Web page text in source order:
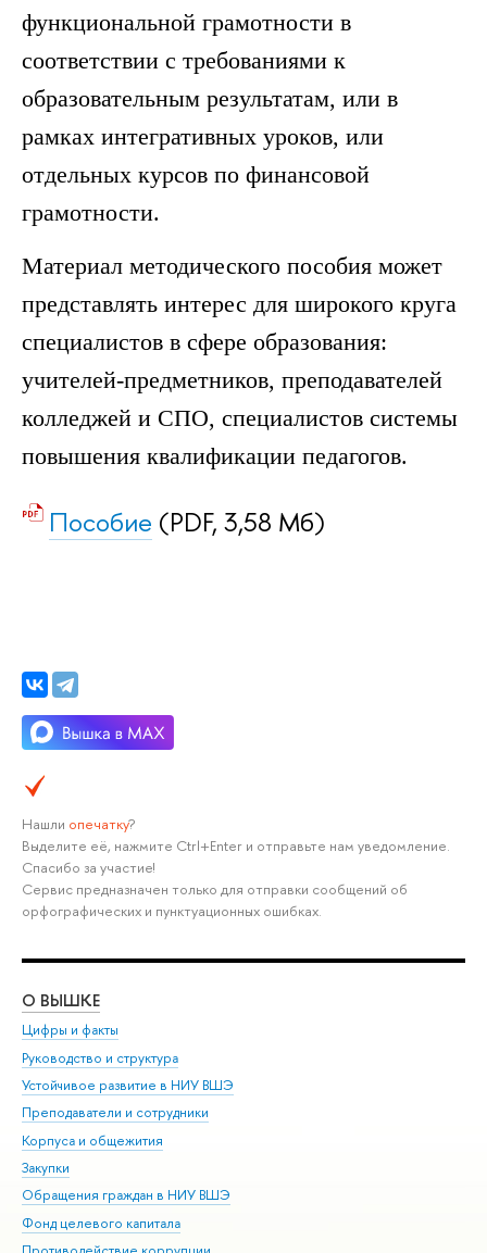
функциональной грамотности в
соответствии с требованиями к
образовательным результатам, или в
рамках интегративных уроков, или
отдельных курсов по финансовой
грамотности.
Материал методического пособия может
представлять интерес для широкого круга
специалистов в сфере образования:
учителей-предметников, преподавателей
колледжей и СПО, специалистов системы
повышения квалификации педагогов.
Пособие (PDF, 3,58 Мб)
Нашли опечатку?
Выделите её, нажмите Ctrl+Enter и отправьте нам уведомление.
Спасибо за участие!
Сервис предназначен только для отправки сообщений об
орфографических и пунктуационных ошибках.
О ВЫШКЕ
Цифры и факты
Руководство и структура
Устойчивое развитие в НИУ ВШЭ
Преподаватели и сотрудники
Корпуса и общежития
Закупки
Обращения граждан в НИУ ВШЭ
Фонд целевого капитала